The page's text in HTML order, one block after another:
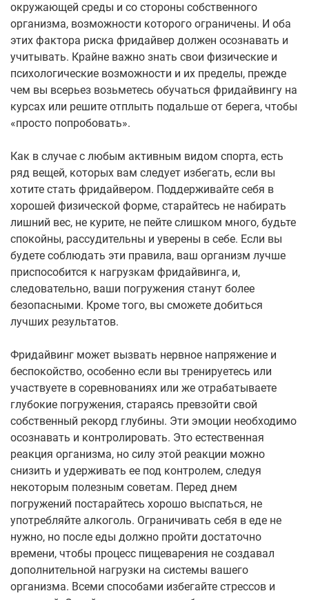
окружающей среды и со стороны собственного
организма, возможности которого ограничены. И оба
этих фактора риска фридайвер должен осознавать и
учитывать. Крайне важно знать свои физические и
психологические возможности и их пределы, прежде
чем вы всерьез возьметесь обучаться фридайвингу на
курсах или решите отплыть подальше от берега, чтобы
«просто попробовать».
Как в случае с любым активным видом спорта, есть
ряд вещей, которых вам следует избегать, если вы
хотите стать фридайвером. Поддерживайте себя в
хорошей физической форме, старайтесь не набирать
лишний вес, не курите, не пейте слишком много, будьте
спокойны, рассудительны и уверены в себе. Если вы
будете соблюдать эти правила, ваш организм лучше
приспособится к нагрузкам фридайвинга, и,
следовательно, ваши погружения станут более
безопасными. Кроме того, вы сможете добиться
лучших результатов.
Фридайвинг может вызвать нервное напряжение и
беспокойство, особенно если вы тренируетесь или
участвуете в соревнованиях или же отрабатываете
глубокие погружения, стараясь превзойти свой
собственный рекорд глубины. Эти эмоции необходимо
осознавать и контролировать. Это естественная
реакция организма, но силу этой реакции можно
снизить и удерживать ее под контролем, следуя
некоторым полезным советам. Перед днем
погружений постарайтесь хорошо выспаться, не
употребляйте алкоголь. Ограничивать себя в еде не
нужно, но после еды должно пройти достаточно
времени, чтобы процесс пищеварения не создавал
дополнительной нагрузки на системы вашего
организма. Всеми способами избегайте стрессов и